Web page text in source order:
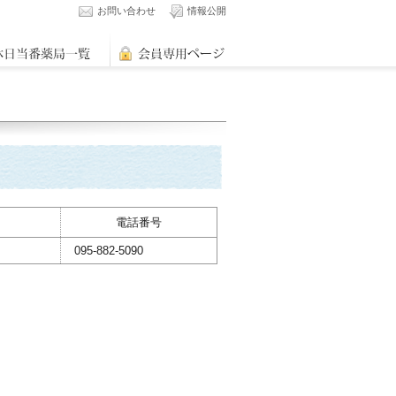
お問い合わせ 情報公開
電話番号
095-882-5090